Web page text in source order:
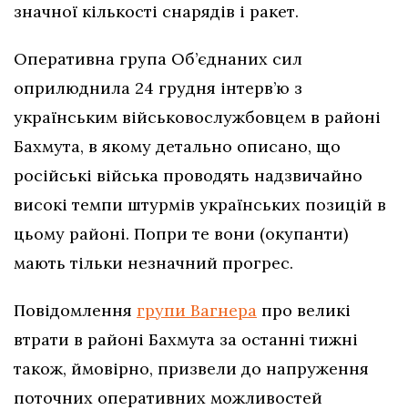
значної кількості снарядів і ракет.
Оперативна група Об’єднаних сил
оприлюднила 24 грудня інтерв’ю з
українським військовослужбовцем в районі
Бахмута, в якому детально описано, що
російські війська проводять надзвичайно
високі темпи штурмів українських позицій в
цьому районі. Попри те вони (окупанти)
мають тільки незначний прогрес.
Повідомлення групи Вагнера про великі
втрати в районі Бахмута за останні тижні
також, ймовірно, призвели до напруження
поточних оперативних можливостей